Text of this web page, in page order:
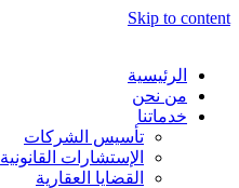
Skip to content
الرئيسية
من نحن
خدماتنا
تأسيس الشركات
الإستشارات القانونية
القضايا العقارية